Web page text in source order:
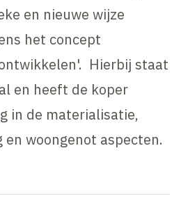
en nieuwe wijze
het concept
Hierbij staat
en heeft de koper
in de materialisatie,
woongenot aspecten.